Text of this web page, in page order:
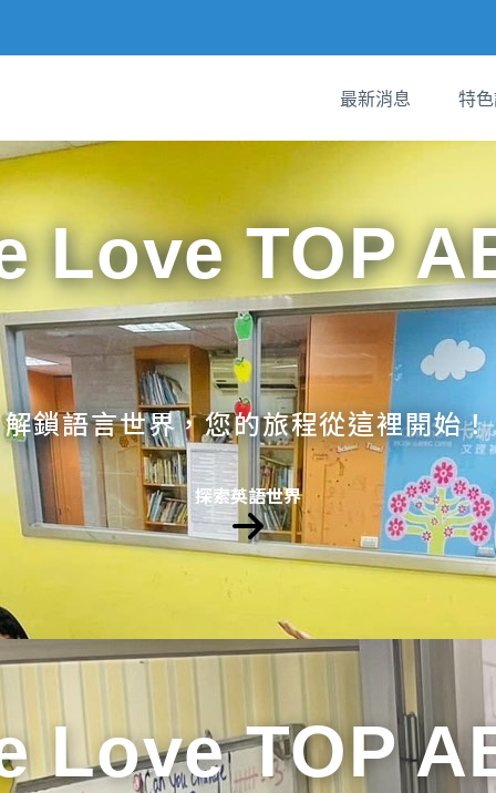
最新消息 特
Love TOP
解鎖語言世界，您的旅程從這裡開始！
探索英語世界
Love TOP